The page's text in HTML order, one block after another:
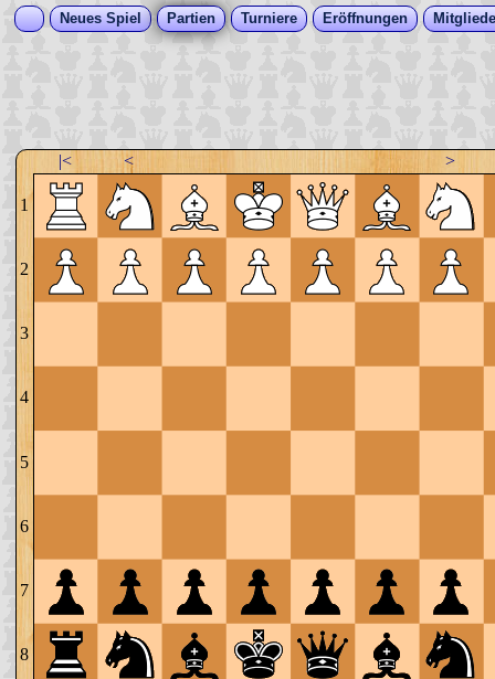
Neues Spiel Partien Turniere Eröffnungen
|< < >
1
2
3
4
5
6
7
8